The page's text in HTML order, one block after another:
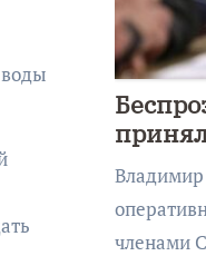
под
Путина
членами